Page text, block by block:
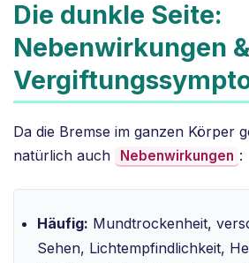
Die dunkle Seite:
Nebenwirkungen &
Da die Bremse im ganzen Körper
natürlich auch
Nebenwirkungen :
Häufig: Mundtrockenheit,
Sehen, Lichtempfindlichkeit,